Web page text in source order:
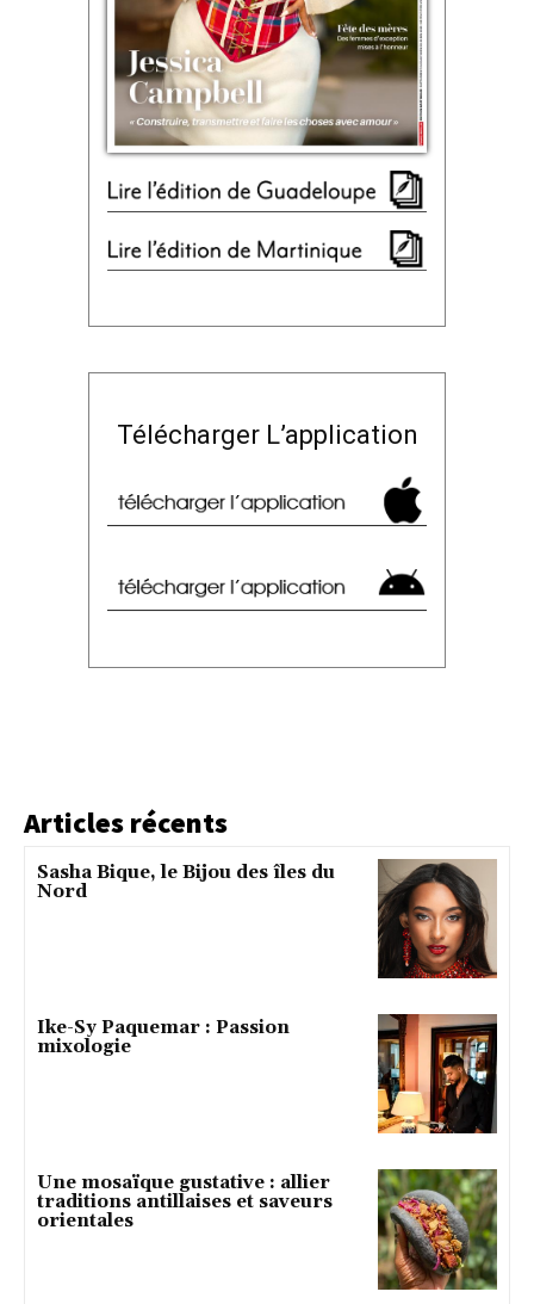
Télécharger L’application
Articles récents
Sasha Bique, le Bijou des îles du
Nord
Ike-Sy Paquemar : Passion
mixologie
Une mosaïque gustative : allier
traditions antillaises et saveurs
orientales